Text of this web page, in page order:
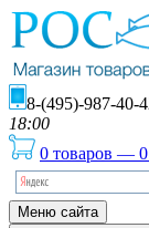
8-(495)-987-40-
18:00
0 товаров — 0
Меню сайта